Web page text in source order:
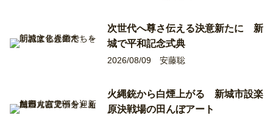
次世代へ尊さ伝える決意新たに 新
城で平和記念式典
2026/08/09 安藤聡
火縄銃から白煙上がる 新城市設楽
原決戦場の田んぼアート